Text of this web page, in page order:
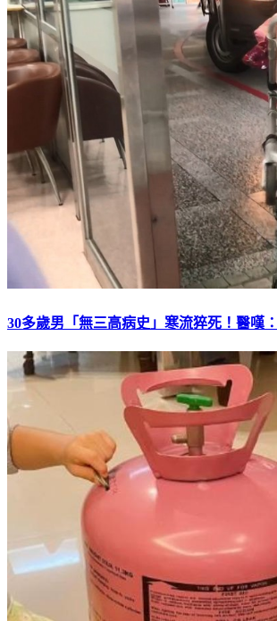
30多歲男「無三高病史」寒流猝死！醫嘆